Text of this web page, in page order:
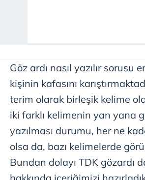
Göz ardı nasıl yazılır sorusu
kişinin kafasını
terim olarak birleşik kelime
iki farklı kelimenin yan yana
yazılması durumu, her ne
olsa da, bazı kelimelerde
Bundan dolayı TDK gözardı